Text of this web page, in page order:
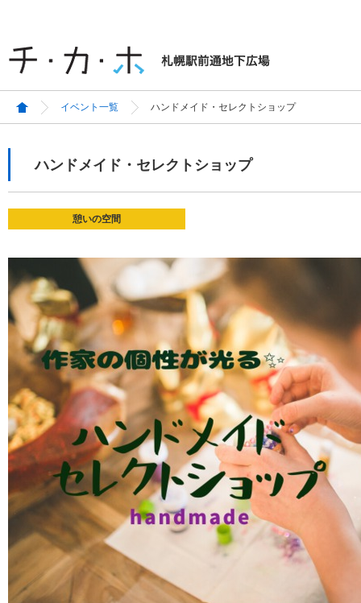
イベント一覧 ハンドメイド・セレクトショップ
ハンドメイド・セレクトショップ
憩いの空間